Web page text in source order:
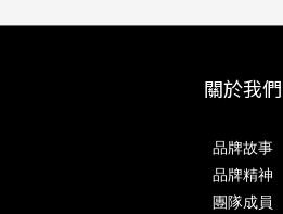
關於我們
品牌故事
品牌精神
團隊成員